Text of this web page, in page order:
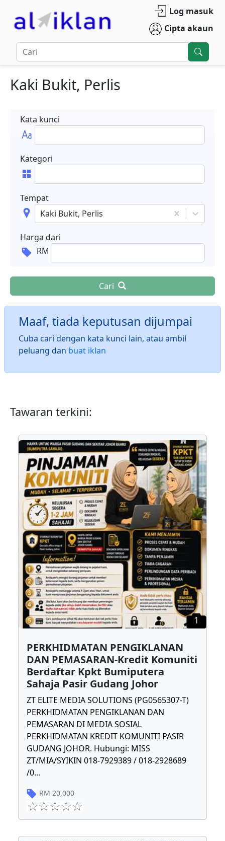
Log masuk
Cipta akaun
Kaki Bukit, Perlis
Kata kunci
Kategori
Tempat
Kaki Bukit, Perlis
Harga dari
RM
Cari
Maaf, tiada keputusan dijumpai
Cuba cari dengan kata kunci lain, atau ambil
peluang dan buat iklan
Tawaran terkini:
1
PERKHIDMATAN PENGIKLANAN
DAN PEMASARAN-Kredit Komuniti
Berdaftar Kpkt Bumiputera
Sahaja Pasir Gudang Johor
ZT ELITE MEDIA SOLUTIONS (PG0565307-T)
PERKHIDMATAN PENGIKLANAN DAN
PEMASARAN DI MEDIA SOSIAL
PERKHIDMATAN KREDIT KOMUNITI PASIR
GUDANG JOHOR. Hubungi: MISS
ZT/MIA/SYIKIN 018-7929389 / 018-2928689
/0...
RM 20,000